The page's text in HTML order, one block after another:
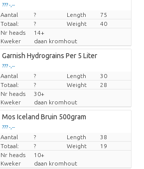
??? -,--
Prijs per stuk
Aantal ? Length
75
Totaal:
? Weight
40
Nr heads
14+
Kweker
daan kromhout
Garnish Hydrograins Per 5 Liter
??? -,--
Prijs per stuk
Aantal ? Length
30
Totaal:
? Weight
28
Nr heads
30+
Kweker
daan kromhout
Mos Iceland Bruin 500gram
??? -,--
Prijs per stuk
Aantal ? Length
38
Totaal:
? Weight
19
Nr heads
10+
Kweker
daan kromhout